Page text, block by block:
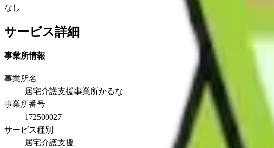
なし
サービス詳細
事業所情報
事業所名
居宅介護支援事業所かるな
事業所番号
172500027
サービス種別
居宅介護支援